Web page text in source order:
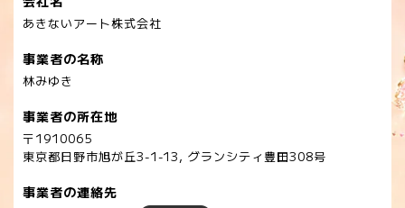
あきないアート株式会社
事業者の名称
林みゆき
事業者の所在地
〒1910065
東京都日野市旭が丘3-1-13, グランシティ豊田308号
事業者の連絡先